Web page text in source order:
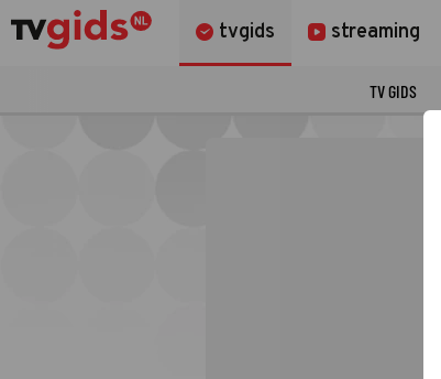
tvgids streaming
TV GIDS